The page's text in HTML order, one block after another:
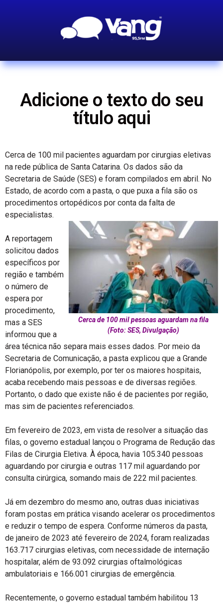
Adicione o texto do seu
título aqui
Cerca de 100 mil pacientes aguardam por cirurgias eletivas
na rede pública de Santa Catarina. Os dados são da
Secretaria de Saúde (SES) e foram compilados em abril. No
Estado, de acordo com a pasta, o que puxa a fila são os
procedimentos ortopédicos por conta da falta de
especialistas.
Cerca de 100 mil pessoas aguardam na fila
(Foto: SES, Divulgação)
A reportagem
solicitou dados
específicos por
região e também
o número de
espera por
procedimento,
mas a SES
informou que a
área técnica não separa mais esses dados. Por meio da
Secretaria de Comunicação, a pasta explicou que a Grande
Florianópolis, por exemplo, por ter os maiores hospitais,
acaba recebendo mais pessoas e de diversas regiões.
Portanto, o dado que existe não é de pacientes por região,
mas sim de pacientes referenciados.
Em fevereiro de 2023, em vista de resolver a situação das
filas, o governo estadual lançou o Programa de Redução das
Filas de Cirurgia Eletiva. À época, havia 105.340 pessoas
aguardando por cirurgia e outras 117 mil aguardando por
consulta cirúrgica, somando mais de 222 mil pacientes.
Já em dezembro do mesmo ano, outras duas iniciativas
foram postas em prática visando acelerar os procedimentos
e reduzir o tempo de espera. Conforme números da pasta,
de janeiro de 2023 até fevereiro de 2024, foram realizadas
163.717 cirurgias eletivas, com necessidade de internação
hospitalar, além de 93.092 cirurgias oftalmológicas
ambulatoriais e 166.001 cirurgias de emergência.
Recentemente, o governo estadual também habilitou 13